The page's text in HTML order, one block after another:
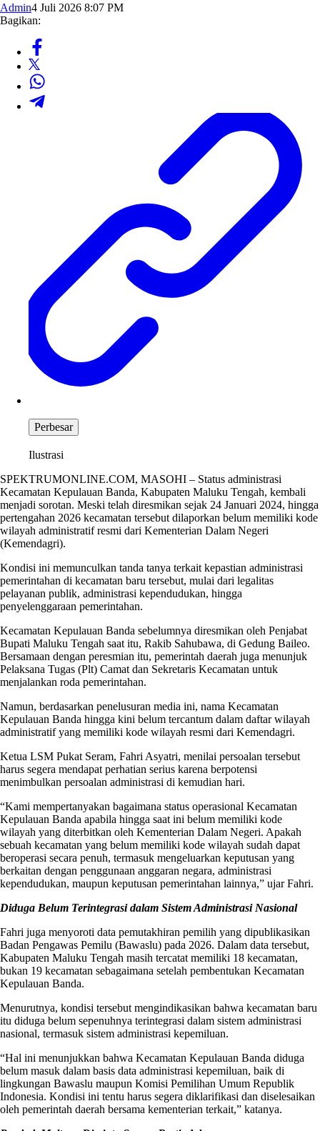
Admin4 Juli 2026 8:07 PM
Bagikan:
Perbesar
Ilustrasi
SPEKTRUMONLINE.COM, MASOHI – Status administrasi
Kecamatan Kepulauan Banda, Kabupaten Maluku Tengah, kembali
menjadi sorotan. Meski telah diresmikan sejak 24 Januari 2024, hingga
pertengahan 2026 kecamatan tersebut dilaporkan belum memiliki kode
wilayah administratif resmi dari Kementerian Dalam Negeri
(Kemendagri).
Kondisi ini memunculkan tanda tanya terkait kepastian administrasi
pemerintahan di kecamatan baru tersebut, mulai dari legalitas
pelayanan publik, administrasi kependudukan, hingga
penyelenggaraan pemerintahan.
Kecamatan Kepulauan Banda sebelumnya diresmikan oleh Penjabat
Bupati Maluku Tengah saat itu, Rakib Sahubawa, di Gedung Baileo.
Bersamaan dengan peresmian itu, pemerintah daerah juga menunjuk
Pelaksana Tugas (Plt) Camat dan Sekretaris Kecamatan untuk
menjalankan roda pemerintahan.
Namun, berdasarkan penelusuran media ini, nama Kecamatan
Kepulauan Banda hingga kini belum tercantum dalam daftar wilayah
administratif yang memiliki kode wilayah resmi dari Kemendagri.
Ketua LSM Pukat Seram, Fahri Asyatri, menilai persoalan tersebut
harus segera mendapat perhatian serius karena berpotensi
menimbulkan persoalan administrasi di kemudian hari.
“Kami mempertanyakan bagaimana status operasional Kecamatan
Kepulauan Banda apabila hingga saat ini belum memiliki kode
wilayah yang diterbitkan oleh Kementerian Dalam Negeri. Apakah
sebuah kecamatan yang belum memiliki kode wilayah sudah dapat
beroperasi secara penuh, termasuk mengeluarkan keputusan yang
berkaitan dengan penggunaan anggaran negara, administrasi
kependudukan, maupun keputusan pemerintahan lainnya,” ujar Fahri.
Diduga Belum Terintegrasi dalam Sistem Administrasi Nasional
Fahri juga menyoroti data pemutakhiran pemilih yang dipublikasikan
Badan Pengawas Pemilu (Bawaslu) pada 2026. Dalam data tersebut,
Kabupaten Maluku Tengah masih tercatat memiliki 18 kecamatan,
bukan 19 kecamatan sebagaimana setelah pembentukan Kecamatan
Kepulauan Banda.
Menurutnya, kondisi tersebut mengindikasikan bahwa kecamatan baru
itu diduga belum sepenuhnya terintegrasi dalam sistem administrasi
nasional, termasuk sistem administrasi kepemiluan.
“Hal ini menunjukkan bahwa Kecamatan Kepulauan Banda diduga
belum masuk dalam basis data administrasi kepemiluan, baik di
lingkungan Bawaslu maupun Komisi Pemilihan Umum Republik
Indonesia. Kondisi ini tentu harus segera diklarifikasi dan diselesaikan
oleh pemerintah daerah bersama kementerian terkait,” katanya.